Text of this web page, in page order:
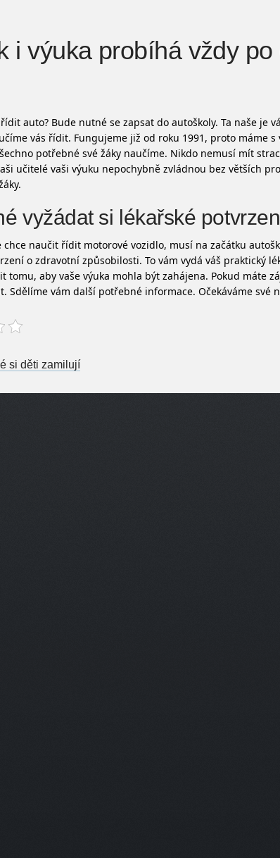
i výuka probíhá vždy
auto? Bude nutné se zapsat do autoškoly. Ta naše je
vás řídit. Fungujeme již od roku 1991, proto máme s
potřebné své žáky naučíme. Nikdo nemusí mít
učitelé vaši výuku nepochybně zvládnou bez větších
vyžádat si lékařské
chce naučit řídit motorové vozidlo, musí na začátku
o zdravotní způsobilosti. To vám vydá váš praktický
tomu, aby vaše výuka mohla být zahájena. Pokud máte
Sdělíme vám další potřebné informace. Očekáváme své
si děti zamilují